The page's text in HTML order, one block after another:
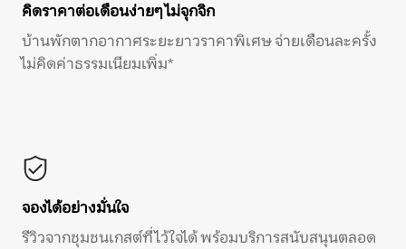
คิดราคาต่อเดือนง่ายๆ ไม่จุกจิก
บ้านพักตากอากาศระยะยาวราคาพิเศษ จ่ายเดือนละครั้ง
ไม่คิดค่าธรรมเนียมเพิ่ม*
จองได้อย่างมั่นใจ
รีวิวจากชุมชนเกสต์ที่ไว้ใจได้ พร้อมบริการสนับสนุนตลอด